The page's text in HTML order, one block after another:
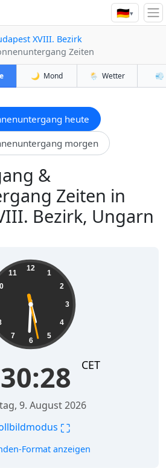
🇩🇪▾
XVIII. Bezirk
Zeiten
🌙 Mond 🌦️ Wetter 💨
heute
morgen
&
Zeiten in
Bezirk, Ungarn
12
1
2
3
4
5
6
7
11
CET
9. August 2026
⛶
Format anzeigen